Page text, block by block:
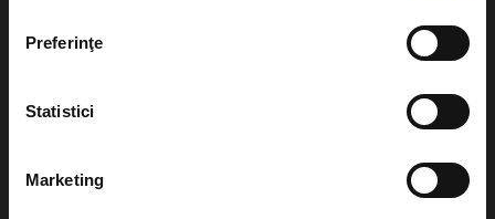
Preferinţe
Statistici
Marketing
Teatru
festivaluri